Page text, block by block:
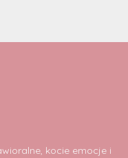
kocie emocje i